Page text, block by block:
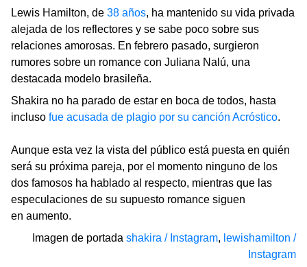
Lewis Hamilton, de 38 años, ha mantenido su vida privada
alejada de los reflectores y se sabe poco sobre sus
relaciones amorosas. En febrero pasado, surgieron
rumores sobre un romance con Juliana Nalú, una
destacada modelo brasileña.
Shakira no ha parado de estar en boca de todos, hasta
incluso fue acusada de plagio por su canción Acróstico.
Aunque esta vez la vista del público está puesta en quién
será su próxima pareja, por el momento ninguno de los
dos famosos ha hablado al respecto, mientras que las
especulaciones de su supuesto romance siguen
en aumento.
Imagen de portada shakira / Instagram, lewishamilton /
Instagram